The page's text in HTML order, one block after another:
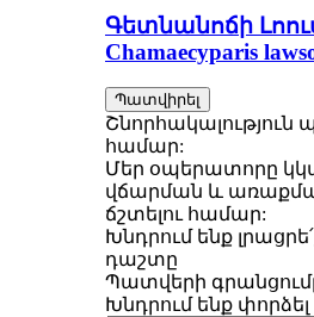
Գետնանոճի
Chamaecyparis
Պատվիրել
Շնորհակալություն
համար:
Մեր օպերատորը
վճարման և
ճշտելու համար:
Խնդրում ենք
դաշտը
Պատվերի
Խնդրում ենք փորձել